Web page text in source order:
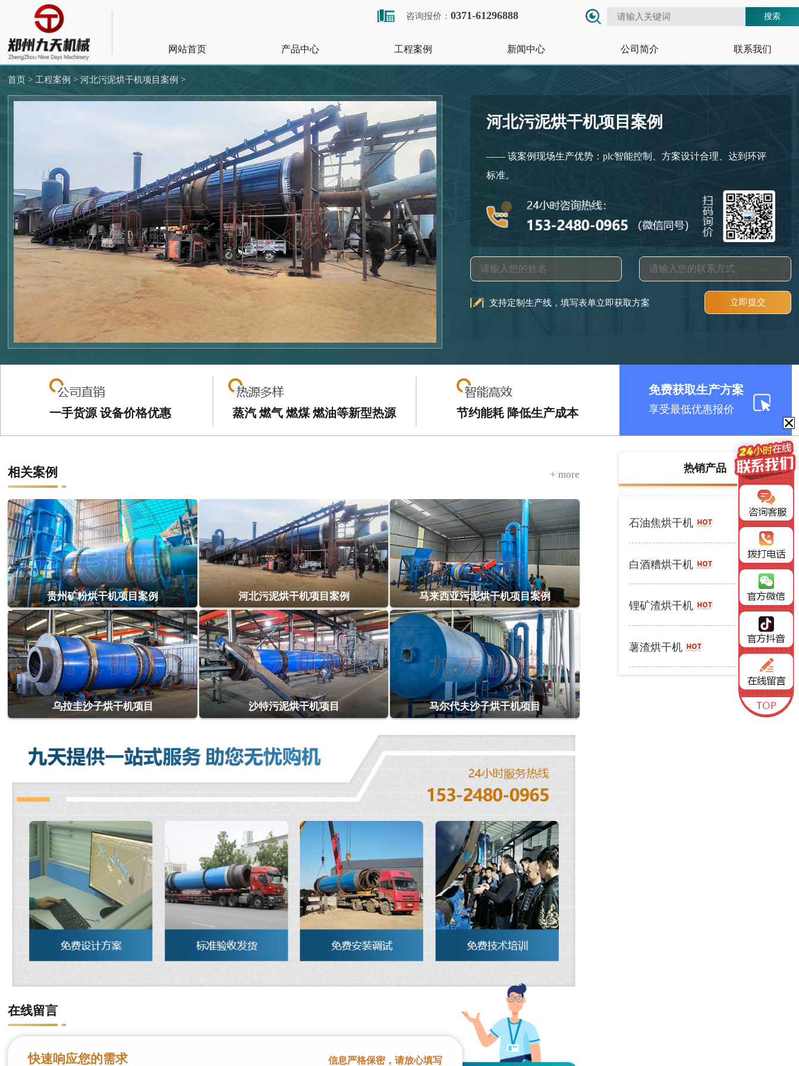
咨询报价：0371-61296888 搜索
网站首页 产品中心 工程案例 新闻中心 公司简介 联系我们
首页 > 工程案例 > 河北污泥烘干机项目案例 >
河北污泥烘干机项目案例
—— 该案例现场生产优势：plc智能控制、方案设计合理、达到环评
标准。
支持定制生产线，填写表单立即获取方案 立即提交
一手货源 设备价格优惠 蒸汽 燃气 燃煤 燃油等新型热源 节约能耗 降低生产成本
免费获取生产方案
享受最低优惠报价
相关案例 + more
贵州矿粉烘干机项目案例 河北污泥烘干机项目案例 马来西亚污泥烘干机项目案例
乌拉圭沙子烘干机项目 沙特污泥烘干机项目 马尔代夫沙子烘干机项目
在线留言
快速响应您的需求 信息严格保密，请放心填写
热销产品
石油焦烘干机 详情 >
白酒糟烘干机 详情 >
锂矿渣烘干机 详情 >
薯渣烘干机 详情 >